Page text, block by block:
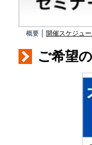
概要 │ 開催スケジュ
ご希望